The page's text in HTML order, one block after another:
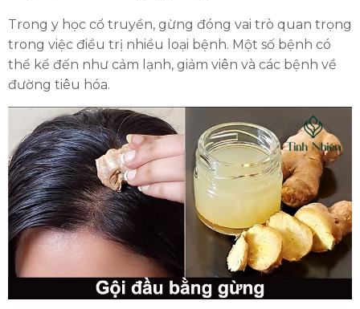
Trong y học cổ truyền, gừng đóng vai trò quan trọng
trong việc điều trị nhiều loại bệnh. Một số bệnh có
thể kể đến như cảm lạnh, giảm viên và các bệnh về
đường tiêu hóa.